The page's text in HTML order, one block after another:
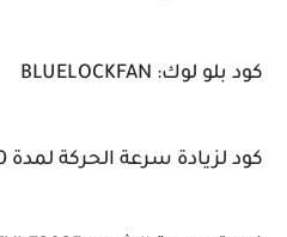
كود بلو لوك: BLUELOCKFAN
كود لزيادة سرعة الحركة لمدة 10 دقائق: SPEEDBOOST